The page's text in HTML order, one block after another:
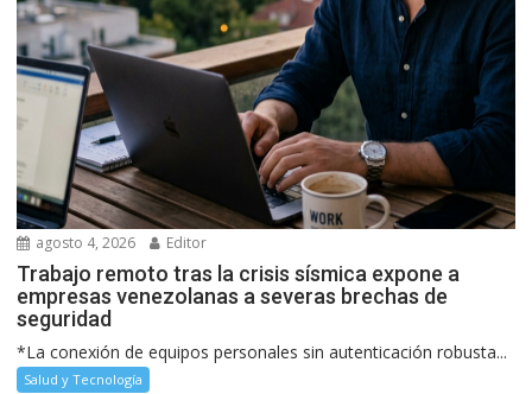
agosto 4, 2026 Editor
Trabajo remoto tras la crisis sísmica expone a
empresas venezolanas a severas brechas de
seguridad
*La conexión de equipos personales sin autenticación robusta...
Salud y Tecnología